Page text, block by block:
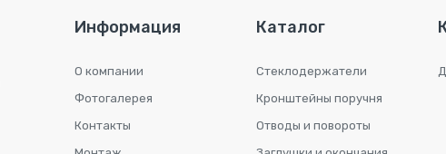
Информация
О компании
Фотогалерея
Контакты
Каталог
Стеклодержатели
Кронштейны поручня
Отводы и повороты